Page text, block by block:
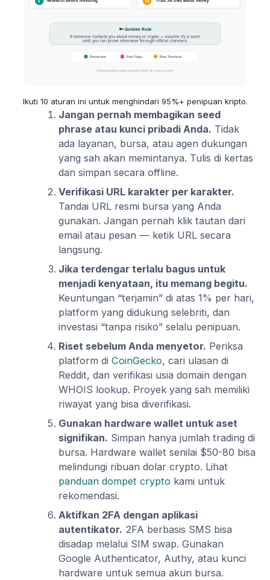
Ikuti 10 aturan ini untuk menghindari 95%+ penipuan kripto.
Jangan pernah membagikan seed
phrase atau kunci pribadi Anda. Tidak
ada layanan, bursa, atau agen dukungan
yang sah akan memintanya. Tulis di kertas
dan simpan secara offline.
Verifikasi URL karakter per karakter.
Tandai URL resmi bursa yang Anda
gunakan. Jangan pernah klik tautan dari
email atau pesan — ketik URL secara
langsung.
Jika terdengar terlalu bagus untuk
menjadi kenyataan, itu memang begitu.
Keuntungan “terjamin” di atas 1% per hari,
platform yang didukung selebriti, dan
investasi “tanpa risiko” selalu penipuan.
Riset sebelum Anda menyetor. Periksa
platform di CoinGecko, cari ulasan di
Reddit, dan verifikasi usia domain dengan
WHOIS lookup. Proyek yang sah memiliki
riwayat yang bisa diverifikasi.
Gunakan hardware wallet untuk aset
signifikan. Simpan hanya jumlah trading di
bursa. Hardware wallet senilai $50-80 bisa
melindungi ribuan dolar crypto. Lihat
panduan dompet crypto kami untuk
rekomendasi.
Aktifkan 2FA dengan aplikasi
autentikator. 2FA berbasis SMS bisa
disadap melalui SIM swap. Gunakan
Google Authenticator, Authy, atau kunci
hardware untuk semua akun bursa.